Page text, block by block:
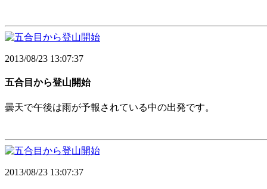
2013/08/23 13:07:37
五合目から登山開始
曇天で午後は雨が予報されている中の出発です。
2013/08/23 13:07:37